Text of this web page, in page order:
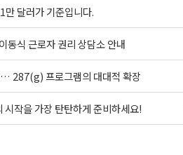
만 달러가 기준입니다.
식 근로자 권리 상담소 안내
287(g) 프로그램의 대대적 확장
작을 가장 탄탄하게 준비하세요!